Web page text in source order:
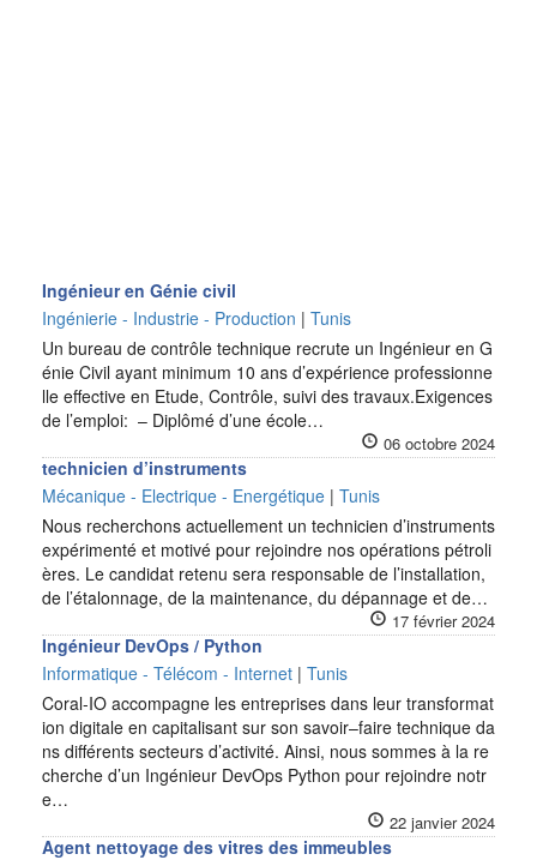
Ingénieur en Génie civil
Ingénierie - Industrie - Production | Tunis
Un bureau de contrôle technique recrute un Ingénieur en G
énie Civil ayant minimum 10 ans d’expérience professionne
lle effective en Etude, Contrôle, suivi des travaux.Exigences
de l’emploi: – Diplômé d’une école…
06 octobre 2024
technicien d’instruments
Mécanique - Electrique - Energétique | Tunis
Nous recherchons actuellement un technicien d’instruments
expérimenté et motivé pour rejoindre nos opérations pétroli
ères. Le candidat retenu sera responsable de l’installation,
de l’étalonnage, de la maintenance, du dépannage et de…
17 février 2024
Ingénieur DevOps / Python
Informatique - Télécom - Internet | Tunis
Coral-IO accompagne les entreprises dans leur transformat
ion digitale en capitalisant sur son savoir–faire technique da
ns différents secteurs d’activité. Ainsi, nous sommes à la re
cherche d’un Ingénieur DevOps Python pour rejoindre notr
e…
22 janvier 2024
Agent nettoyage des vitres des immeubles